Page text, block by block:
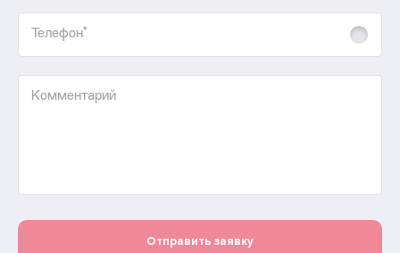
Телефон*
Комментарий
Отправить заявку